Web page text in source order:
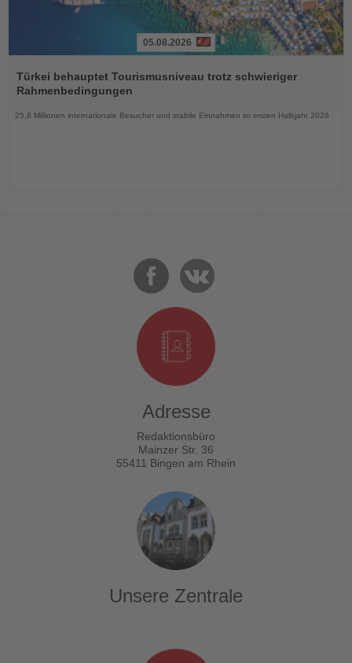
Sie
die
05.08.2026
Türkei behauptet Tourismusniveau trotz schwieriger
Rahmenbedingungen
25,8 Millionen internationale Besucher und stabile Einnahmen im ersten Halbjahr 2026
Adresse
Redaktionsbüro
Mainzer Str. 36
55411 Bingen am Rhein
Unsere Zentrale